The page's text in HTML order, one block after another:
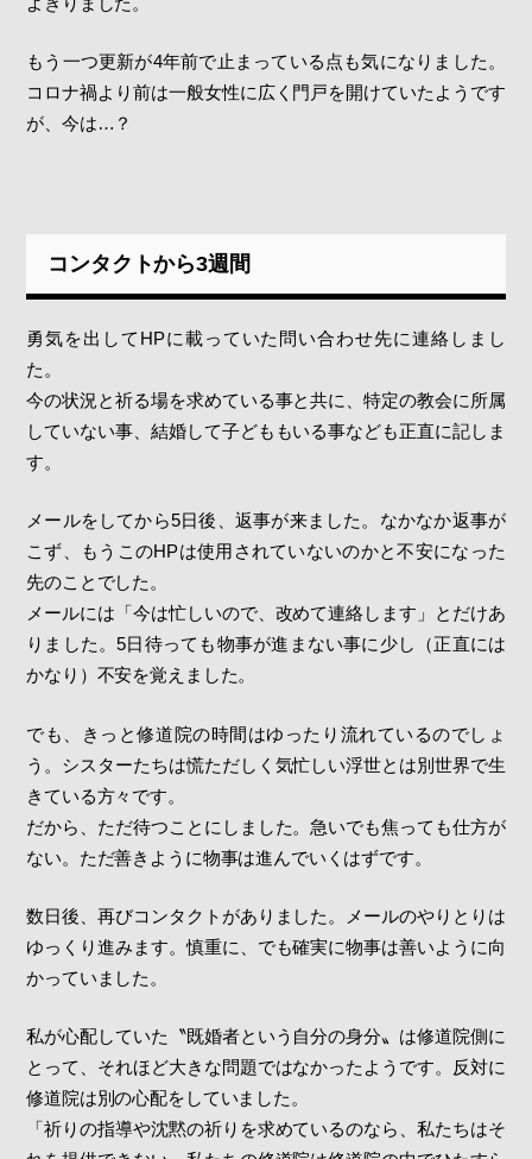
もう一つ更新が4年前で止まっている点も気になりました。
コロナ禍より前は一般女性に広く門戸を開けていたようです
が、今は…？
コンタクトから3週間
勇気を出してHPに載っていた問い合わせ先に連絡しまし
た。
今の状況と祈る場を求めている事と共に、特定の教会に所属
していない事、結婚して子どももいる事なども正直に記しま
す。
メールをしてから5日後、返事が来ました。なかなか返事が
こず、もうこのHPは使用されていないのかと不安になった
先のことでした。
メールには「今は忙しいので、改めて連絡します」とだけあ
りました。5日待っても物事が進まない事に少し（正直には
かなり）不安を覚えました。
でも、きっと修道院の時間はゆったり流れているのでしょ
う。シスターたちは慌ただしく気忙しい浮世とは別世界で生
きている方々です。
だから、ただ待つことにしました。急いでも焦っても仕方が
ない。ただ善きように物事は進んでいくはずです。
数日後、再びコンタクトがありました。メールのやりとりは
ゆっくり進みます。慎重に、でも確実に物事は善いように向
かっていました。
私が心配していた〝既婚者という自分の身分〟は修道院側に
とって、それほど大きな問題ではなかったようです。反対に
修道院は別の心配をしていました。
「祈りの指導や沈黙の祈りを求めているのなら、私たちはそ